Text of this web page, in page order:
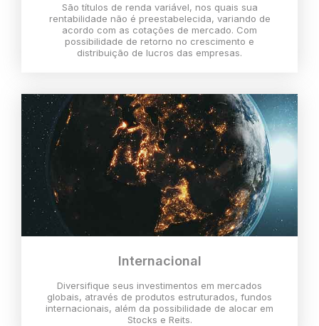
São títulos de renda variável, nos quais sua
rentabilidade não é preestabelecida, variando de
acordo com as cotações de mercado. Com
possibilidade de retorno no crescimento e
distribuição de lucros das empresas.
Internacional
Diversifique seus investimentos em mercados
globais, através de produtos estruturados, fundos
internacionais, além da possibilidade de alocar em
Stocks e Reits.